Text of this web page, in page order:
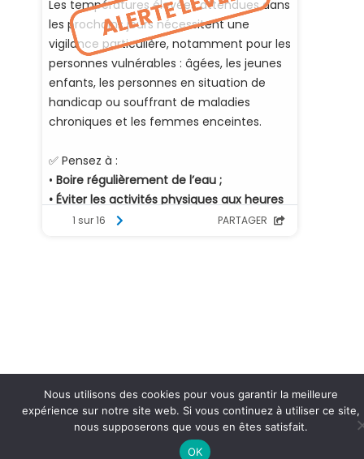
Nous utilisons des cookies pour vous garantir la meilleure
expérience sur notre site web. Si vous continuez à utiliser ce site,
nous supposerons que vous en êtes satisfait.
OK